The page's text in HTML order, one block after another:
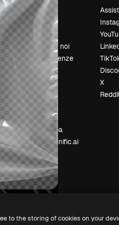
Prezzi
Chi siamo
Recensioni
Lavora con noi
Cerca tendenze
Blog
Vendi i tuoi
contenuti
Sala stampa
Cerchi magnific.ai
X
to the storing of cookies on your